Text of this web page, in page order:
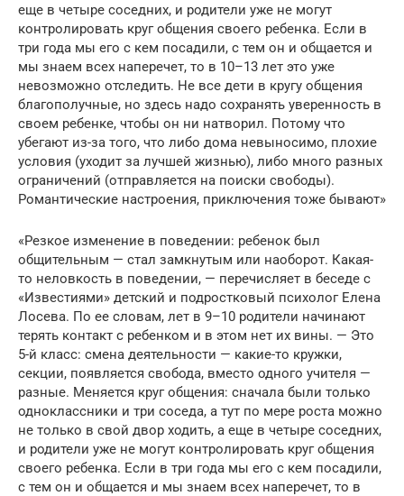
еще в четыре соседних, и родители уже не могут
контролировать круг общения своего ребенка. Если в
три года мы его с кем посадили, с тем он и общается и
мы знаем всех наперечет, то в 10–13 лет это уже
невозможно отследить. Не все дети в кругу общения
благополучные, но здесь надо сохранять уверенность в
своем ребенке, чтобы он ни натворил. Потому что
убегают из-за того, что либо дома невыносимо, плохие
условия (уходит за лучшей жизнью), либо много разных
ограничений (отправляется на поиски свободы).
Романтические настроения, приключения тоже бывают»
«Резкое изменение в поведении: ребенок был
общительным — стал замкнутым или наоборот. Какая-
то неловкость в поведении, — перечисляет в беседе с
«Известиями» детский и подростковый психолог Елена
Лосева. По ее словам, лет в 9–10 родители начинают
терять контакт с ребенком и в этом нет их вины. — Это
5-й класс: смена деятельности — какие-то кружки,
секции, появляется свобода, вместо одного учителя —
разные. Меняется круг общения: сначала были только
одноклассники и три соседа, а тут по мере роста можно
не только в свой двор ходить, а еще в четыре соседних,
и родители уже не могут контролировать круг общения
своего ребенка. Если в три года мы его с кем посадили,
с тем он и общается и мы знаем всех наперечет, то в